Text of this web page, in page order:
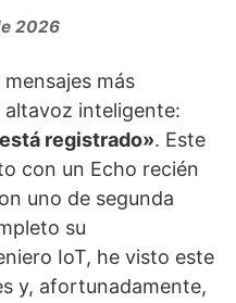
2026
más
inteligente:
registrado». Este
con un Echo recién
uno de segunda
su
IoT, he visto este
y, afortunadamente,